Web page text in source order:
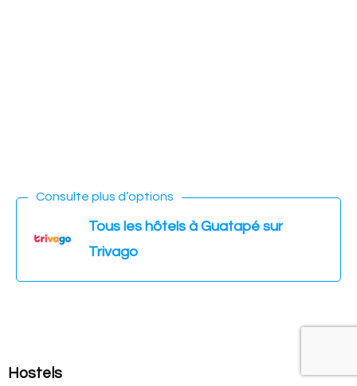
Consulte plus d’options
Tous les hôtels à Guatapé sur
Trivago
Hostels